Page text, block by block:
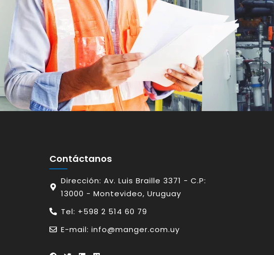
Contáctanos
Dirección: Av. Luis Braille 3371 - C.P:
13000 - Montevideo, Uruguay
Tel: +598 2 514 60 79
E-mail: info@manger.com.uy